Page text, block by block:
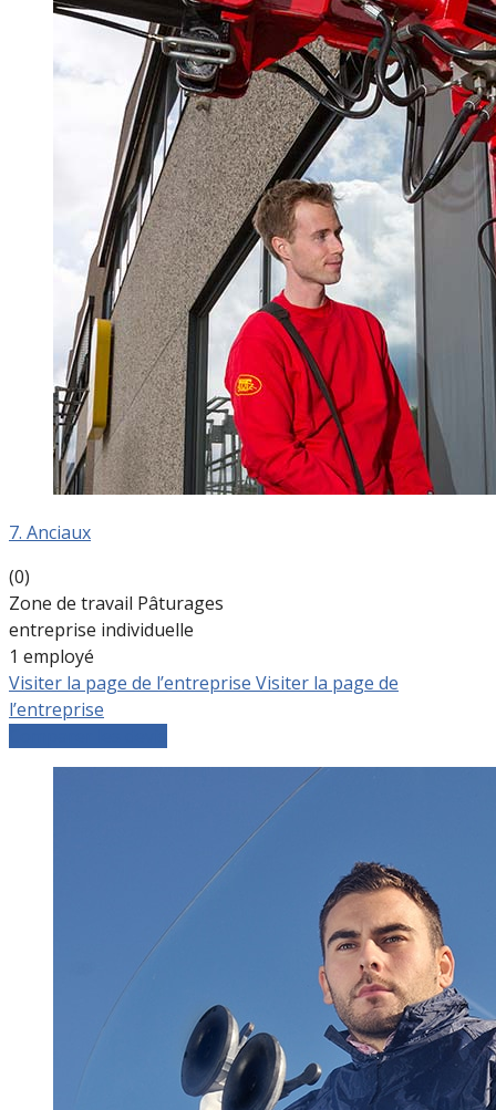
7. Anciaux
(0)
Zone de travail Pâturages
entreprise individuelle
1 employé
Visiter la page de l’entreprise Visiter la page de
l’entreprise